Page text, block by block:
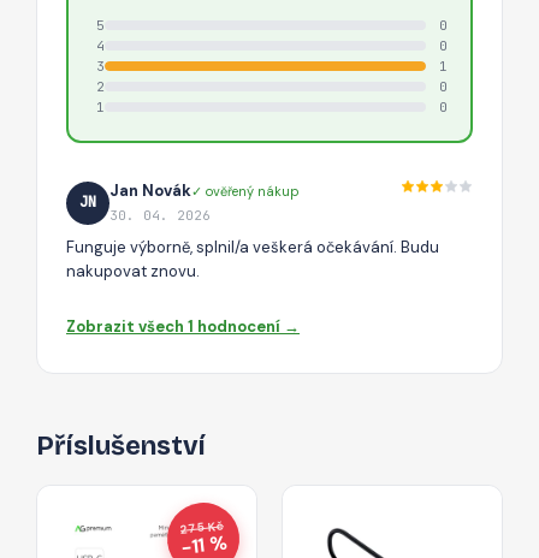
5
0
4
0
3
1
2
0
1
0
JN
Jan Novák✓ ověřený nákup
30. 04. 2026
Funguje výborně, splnil/a veškerá očekávání. Budu
nakupovat znovu.
Zobrazit všech 1 hodnocení →
Příslušenství
275 Kč
−11 %